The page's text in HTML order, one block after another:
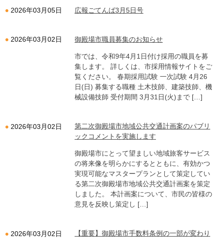
2026年03月05日 広報ごてんば3月5日号
2026年03月02日 御殿場市職員募集のお知らせ
市では、令和9年4月1日付け採用の職員を募
集します。 詳しくは、市採用情報サイトをご
覧ください。 春期採用試験 一次試験 4月26
日(日) 募集する職種 土木技師、建築技師、機
械設備技師 受付期間 3月31日(火)まで […]
2026年03月02日
第二次御殿場市地域公共交通計画案のパブリ
ックコメントを実施します
御殿場市にとって望ましい地域旅客サービス
の将来像を明らかにするとともに、有効かつ
実現可能なマスタープランとして策定してい
る第二次御殿場市地域公共交通計画案を策定
しました。 本計画案について、市民の皆様の
意見を反映し策定し […]
2026年03月02日
【重要】御殿場市手数料条例の一部が変わり